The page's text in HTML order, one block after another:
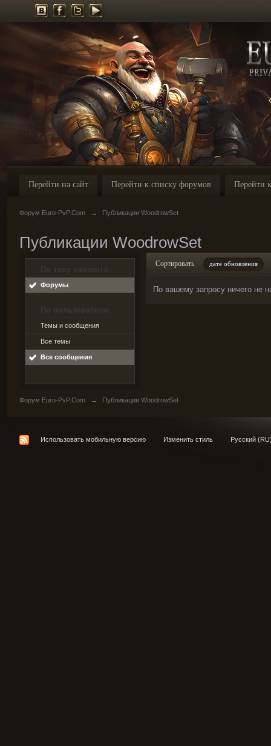
Перейти на сайт Перейти к списку форумов Перейти
Форум Euro-PvP.Com → Публикации WoodrowSet
Публикации WoodrowSet
По типу контента
Форумы
По пользователю
Темы и сообщения
Все темы
Все сообщения
Сортировать дате обновления
По вашему запросу ничего не
Форум Euro-PvP.Com → Публикации WoodrowSet
Использовать мобильную версию Изменить стиль Русский